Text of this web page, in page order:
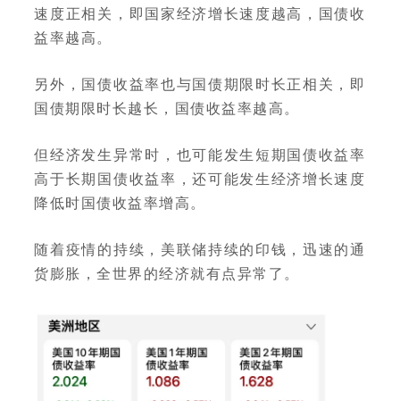
速度正相关，即国家经济增长速度越高，国债收
益率越高。
另外，国债收益率也与国债期限时长正相关，即
国债期限时长越长，国债收益率越高。
但经济发生异常时，也可能发生短期国债收益率
高于长期国债收益率，还可能发生经济增长速度
降低时国债收益率增高。
随着疫情的持续，美联储持续的印钱，迅速的通
货膨胀，全世界的经济就有点异常了。